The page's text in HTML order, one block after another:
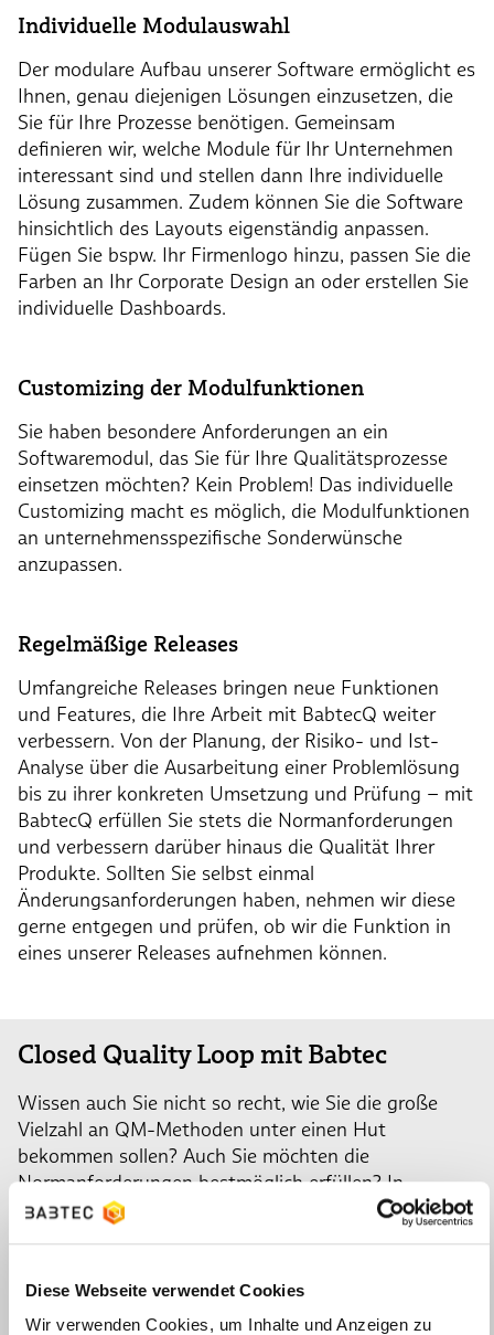
Diese Webseite verwendet Cookies
Wir verwenden Cookies, um Inhalte und Anzeigen zu
Individuelle Modulauswahl
Der modulare Aufbau unserer Software ermöglicht es
Ihnen, genau diejenigen Lösungen einzusetzen, die
Sie für Ihre Prozesse benötigen. Gemeinsam
definieren wir, welche Module für Ihr Unternehmen
interessant sind und stellen dann Ihre individuelle
Lösung zusammen. Zudem können Sie die Software
hinsichtlich des Layouts eigenständig anpassen.
Fügen Sie bspw. Ihr Firmenlogo hinzu, passen Sie die
Farben an Ihr Corporate Design an oder erstellen Sie
individuelle Dashboards.
Customizing der Modulfunktionen
Sie haben besondere Anforderungen an ein
Softwaremodul, das Sie für Ihre Qualitätsprozesse
einsetzen möchten? Kein Problem! Das individuelle
Customizing macht es möglich, die Modulfunktionen
an unternehmensspezifische Sonderwünsche
anzupassen.
Regelmäßige Releases
Umfangreiche Releases bringen neue Funktionen
und Features, die Ihre Arbeit mit BabtecQ weiter
verbessern. Von der Planung, der Risiko- und Ist-
Analyse über die Ausarbeitung einer Problemlösung
bis zu ihrer konkreten Umsetzung und Prüfung – mit
BabtecQ erfüllen Sie stets die Normanforderungen
und verbessern darüber hinaus die Qualität Ihrer
Produkte. Sollten Sie selbst einmal
Änderungsanforderungen haben, nehmen wir diese
gerne entgegen und prüfen, ob wir die Funktion in
eines unserer Releases aufnehmen können.
Closed Quality Loop mit Babtec
Wissen auch Sie nicht so recht, wie Sie die große
Vielzahl an QM-Methoden unter einen Hut
bekommen sollen? Auch Sie möchten die
Normanforderungen bestmöglich erfüllen? In
BabtecQ finden Sie alle relevanten Softwaremodule,
um einen Closed Quality Loop abzubilden: Von der
gewährleisten Sie dank der Software die
Durchgängigkeit im gesamten Prozess.